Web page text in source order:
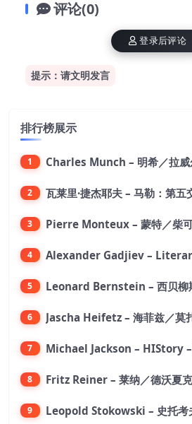
评论(0)
提示：请文明发言
登录后评论
排行榜展示
1
2
3
4
5
6
7
8
9